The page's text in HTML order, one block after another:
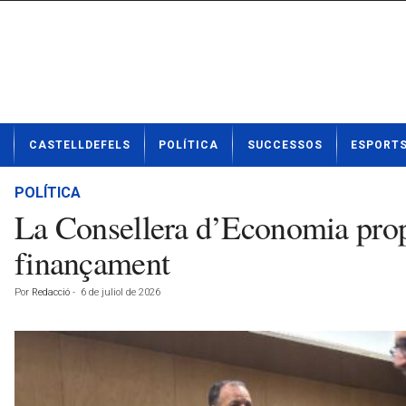
t
CASTELLDEFELS POLÍTICA SUCCESSOS ESPORTS
POLÍTICA
La Consellera d’Economia
finançament
Por Redacció - 6 de juliol de 2026